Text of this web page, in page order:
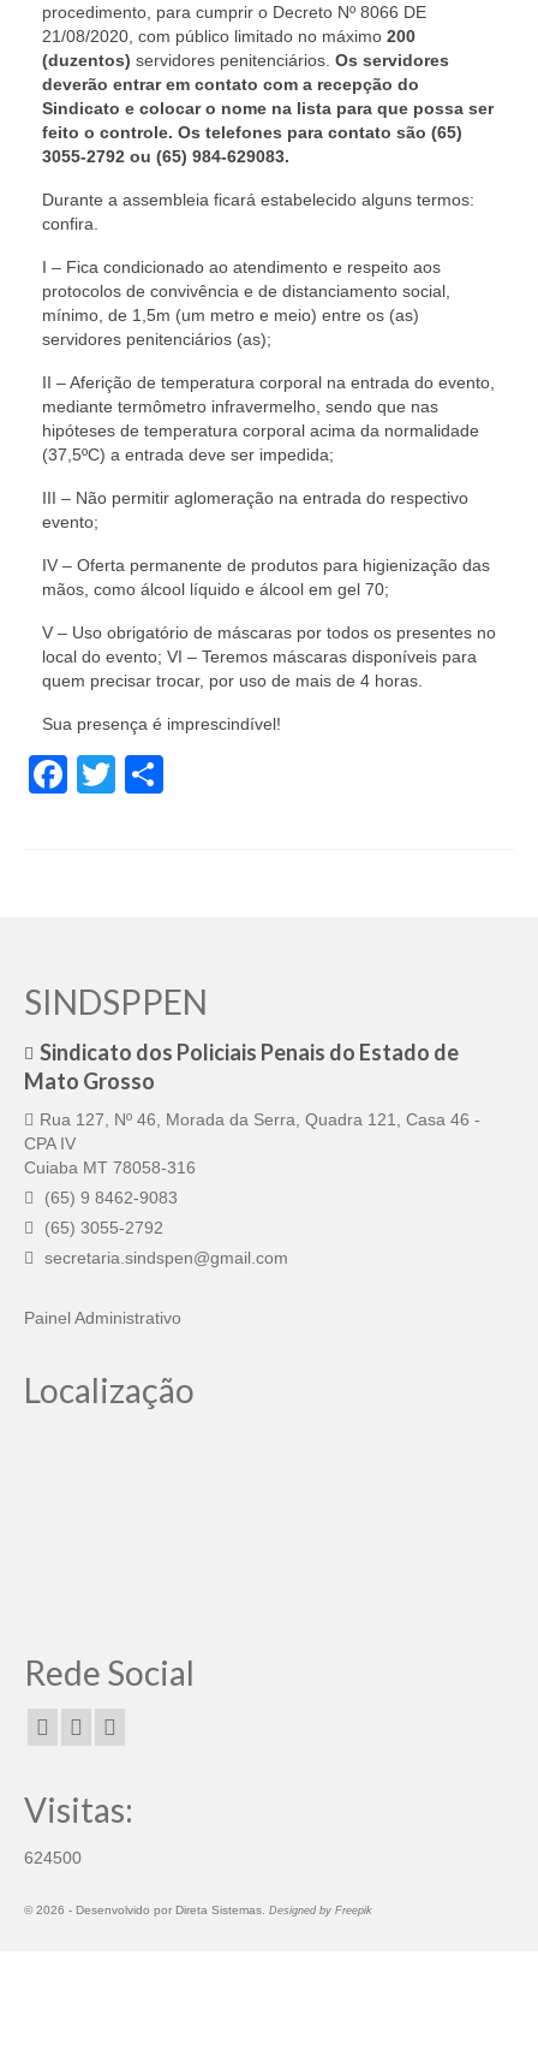
procedimento, para cumprir o Decreto Nº 8066 DE
21/08/2020, com público limitado no máximo 200
(duzentos) servidores penitenciários. Os servidores
deverão entrar em contato com a recepção do
Sindicato e colocar o nome na lista para que possa ser
feito o controle. Os telefones para contato são (65)
3055-2792 ou (65) 984-629083.
Durante a assembleia ficará estabelecido alguns termos:
confira.
I – Fica condicionado ao atendimento e respeito aos
protocolos de convivência e de distanciamento social,
mínimo, de 1,5m (um metro e meio) entre os (as)
servidores penitenciários (as);
II – Aferição de temperatura corporal na entrada do evento,
mediante termômetro infravermelho, sendo que nas
hipóteses de temperatura corporal acima da normalidade
(37,5ºC) a entrada deve ser impedida;
III – Não permitir aglomeração na entrada do respectivo
evento;
IV – Oferta permanente de produtos para higienização das
mãos, como álcool líquido e álcool em gel 70;
V – Uso obrigatório de máscaras por todos os presentes no
local do evento; VI – Teremos máscaras disponíveis para
quem precisar trocar, por uso de mais de 4 horas.
Sua presença é imprescindível!
Facebook
Twitter
SINDSPPEN
Sindicato dos Policiais Penais do Estado de
Mato Grosso
Rua 127, Nº 46, Morada da Serra, Quadra 121, Casa 46 -
CPA IV
Cuiaba MT 78058-316
(65) 9 8462-9083
(65) 3055-2792
secretaria.sindspen@gmail.com
Painel Administrativo
Localização
Rede Social
Visitas:
624500
© 2026 - Desenvolvido por Direta Sistemas Designed by Freepik